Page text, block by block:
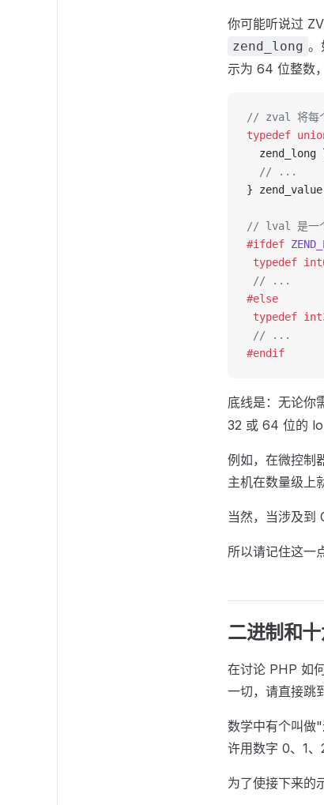
你可能听说过
zend_long 。
示为 64 位整数
// zval 将每
typedef
zend_long
  // ...
}
// lval 是一
#ifdef
typedef
// ...
#else
typedef
// ...
#endif
底线是：无论你
32 或 64 位的
例如，在微控制
主机在数量级上
当然，当涉及到
所以请记住这一
二进制和
在讨论 PHP 如
一切，请直接跳
数学中有个叫做
许用数字 0、1
为了使接下来的